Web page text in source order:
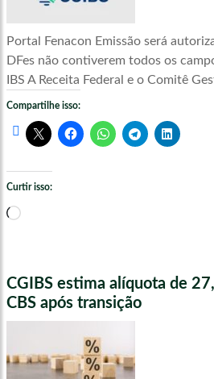
Portal Fenacon Emissão será
DFes não contiverem todos os
IBS A Receita Federal e o Comitê
Compartilhe isso:
Curtir isso:
Carregando...
CGIBS estima alíquota de
CBS após transição